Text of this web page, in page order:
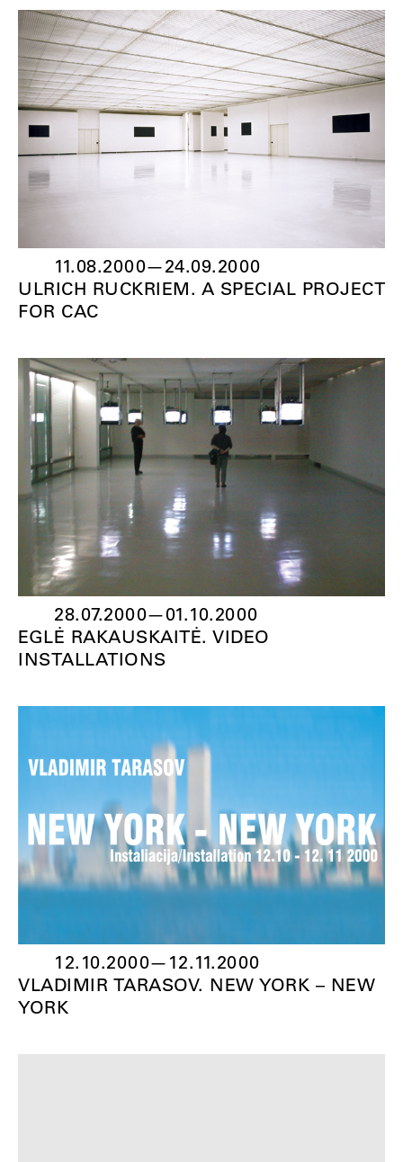
11.08.2000—24.09.2000
ULRICH RUCKRIEM. A SPECIAL PROJECT
FOR CAC
28.07.2000—01.10.2000
EGLĖ RAKAUSKAITĖ. VIDEO
INSTALLATIONS
12.10.2000— 12.11.2000
VLADIMIR TARASOV. NEW YORK – NEW
YORK